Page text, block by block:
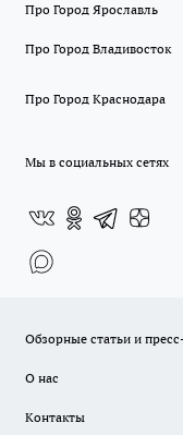
Про Город Ярославль
Про Город Владивосток
Про Город Краснодара
Мы в социальных сетях
Обзорные статьи и
О нас
Контакты